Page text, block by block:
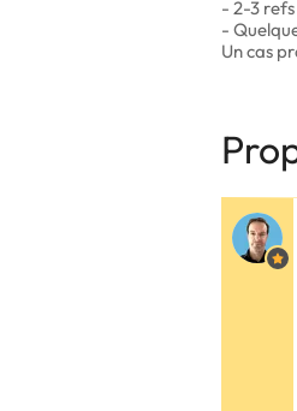
- 2-3
-
Un cas